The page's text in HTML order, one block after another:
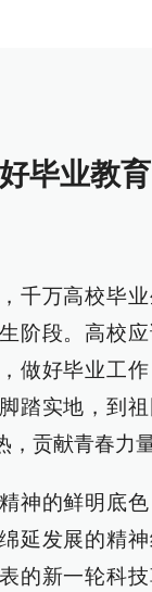
毕业教育
千万高校毕
阶段。高校
做好毕业工
踏实地，到
贡献青春力量
神的鲜明底
延发展的精神
的新一轮科